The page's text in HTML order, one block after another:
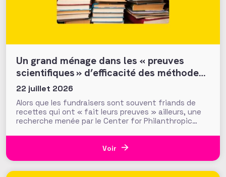
Un grand ménage dans les « preuves
scientifiques » d’efficacité des méthodes
et tactiques de collecte…
22 juillet 2026
Alors que les fundraisers sont souvent friands de
recettes qui ont « fait leurs preuves » ailleurs, une
recherche menée par le Center for Philanthropic
question cruciale : la recherche académique sur la
générosité apporte-t-elle des preuves solides pour
Voir